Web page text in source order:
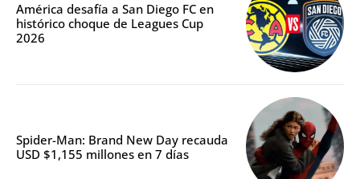
América desafía a San Diego FC en
histórico choque de Leagues Cup
2026
Spider-Man: Brand New Day recauda
USD $1,155 millones en 7 días